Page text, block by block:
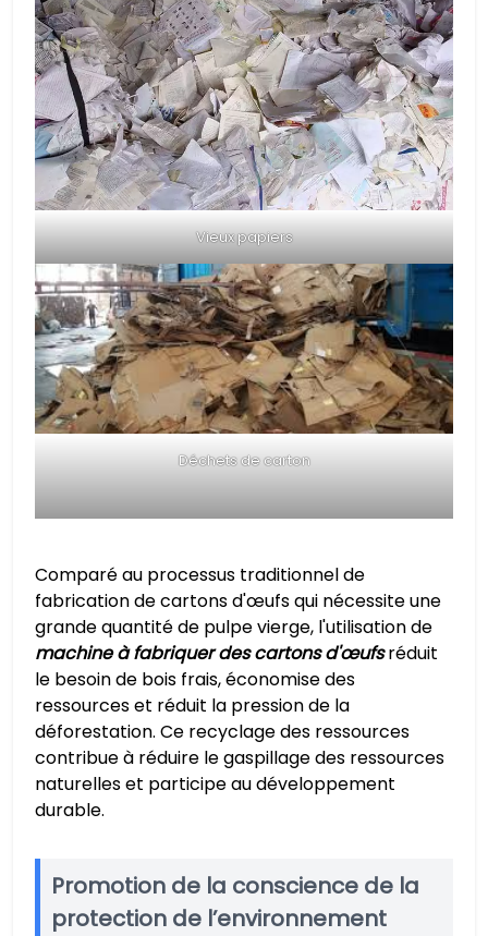
Vieux papiers
Déchets de carton
Comparé au processus traditionnel de
fabrication de cartons d'œufs qui nécessite une
grande quantité de pulpe vierge, l'utilisation de
machine à fabriquer des cartons d'œufsréduit
le besoin de bois frais, économise des
ressources et réduit la pression de la
déforestation. Ce recyclage des ressources
contribue à réduire le gaspillage des ressources
naturelles et participe au développement
durable.
Promotion de la conscience de la
protection de l’environnement